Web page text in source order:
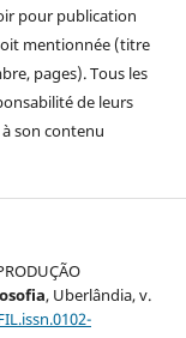
pour publication
mentionnée (titre
pages). Tous les
de leurs
son contenu
, Uberlândia, v.